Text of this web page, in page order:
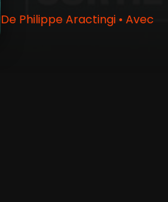
De Philippe Aractingi • Avec